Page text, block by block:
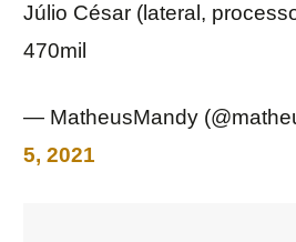
Júlio César (lateral,
470mil
— MatheusMandy
5, 2021